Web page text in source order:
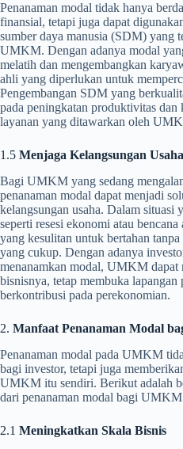
Penanaman modal tidak hanya
finansial, tetapi juga dapat
sumber daya manusia (SDM) yang
UMKM. Dengan adanya modal
melatih dan mengembangkan
ahli yang diperlukan untuk
Pengembangan SDM yang
pada peningkatan produktivitas dan
layanan yang ditawarkan oleh
1.5 Menjaga Kelangsungan Usaha
Bagi UMKM yang sedang
penanaman modal dapat menjadi
kelangsungan usaha. Dalam situasi
seperti resesi ekonomi atau
yang kesulitan untuk bertahan
yang cukup. Dengan adanya
menanamkan modal, UMKM dapat
bisnisnya, tetap membuka lapangan
berkontribusi pada perekonomian.
2. Manfaat Penanaman Modal
Penanaman modal pada UMKM
bagi investor, tetapi juga
UMKM itu sendiri. Berikut adalah
dari penanaman modal bagi
2.1 Meningkatkan Skala Bisnis